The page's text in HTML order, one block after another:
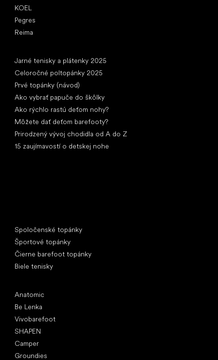
KOEL
Pegres
Reima
Jarné tenisky a plátenky 2025
Celoročné poltopánky 2025
Prvé topánky (návod)
Ako vybrať papuče do škôlky
Ako rýchlo rastú deťom nohy?
Môžete dať deťom barefooty?
Prirodzený vývoj chodidla od A do Z
15 zaujímavostí o detskej nohe
Spoločenské topánky
Športové topánky
Čierne barefoot topánky
Biele tenisky
Anatomic
Be Lenka
Vivobarefoot
SHAPEN
Camper
Groundies